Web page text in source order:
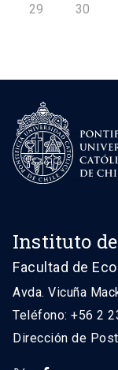
29 30
Instituto
Facultad de
Avda. Vicuña
Teléfono: +56 2
Dirección de